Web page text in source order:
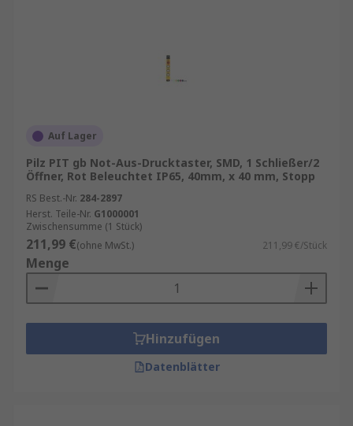
Auf Lager
Pilz PIT gb Not-Aus-Drucktaster, SMD, 1 Schließer/2
Öffner, Rot Beleuchtet IP65, 40mm, x 40 mm, Stopp
RS Best.-Nr. 284-2897
Herst. Teile-Nr. G1000001
Zwischensumme (1 Stück)
211,99 €(ohne MwSt.) 211,99 €/Stück
Menge
Hinzufügen
Datenblätter